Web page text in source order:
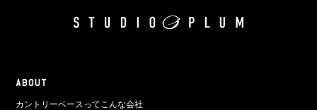
ABOUT
カントリーベースってこんな会社